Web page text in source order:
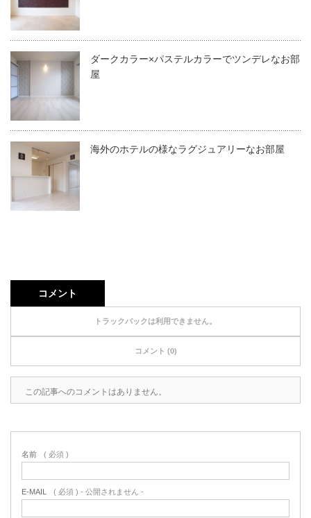
ダークカラー×パステルカラーでツンデレなお部
屋
海外のホテルの様なラグジュアリーなお部屋
コメント
トラックバックは利用できません。
コメント (0)
この記事へのコメントはありません。
名前 ( 必須 )
E-MAIL ( 必須 ) - 公開されません -